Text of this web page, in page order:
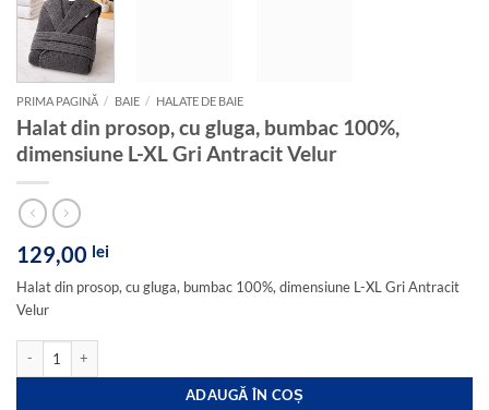
PRIMA PAGINĂ / BAIE / HALATE DE BAIE
Halat din prosop, cu gluga, bumbac 100%,
dimensiune L-XL Gri Antracit Velur
129,00 lei
Halat din prosop, cu gluga, bumbac 100%, dimensiune L-XL Gri Antracit
Velur
Cantitate Halat din prosop, cu gluga, bumbac 100%, dimensiune L-XL Gri Antracit
ADAUGĂ ÎN COȘ